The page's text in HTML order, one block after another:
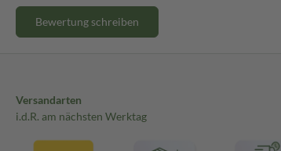
Bewertung schreiben
Versandarten
i.d.R. am nächsten Werktag